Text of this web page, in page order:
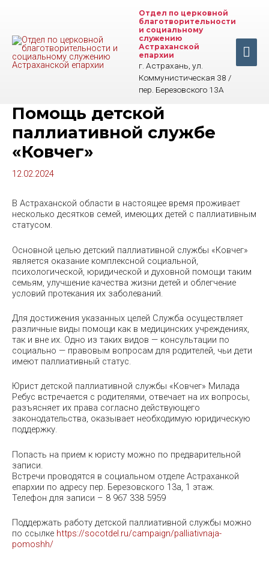
Отдел по церковной
благотворительности
и социальному
служению
Астраханской
епархии
г. Астрахань, ул.
Коммунистическая 38 /
пер. Березовского 13А
Помощь детской
паллиативной службе
«Ковчег»
12.02.2024
В Астраханской области в настоящее время проживает
несколько десятков семей, имеющих детей с паллиативным
статусом.
Основной целью детский паллиативной службы «Ковчег»
является оказание комплексной социальной,
психологической, юридической и духовной помощи таким
семьям, улучшение качества жизни детей и облегчение
условий протекания их заболеваний.
Для достижения указанных целей Служба осуществляет
различные виды помощи как в медицинских учреждениях,
так и вне их. Одно из таких видов — консультации по
социально — правовым вопросам для родителей, чьи дети
имеют паллиативный статус.
Юрист детской паллиативной службы «Ковчег» Милада
Ребус встречается с родителями, отвечает на их вопросы,
разъясняет их права согласно действующего
законодательства, оказывает необходимую юридическую
поддержку.
Попасть на прием к юристу можно по предварительной
записи.
Встречи проводятся в социальном отделе Астраханкой
епархии по адресу пер. Березовского 13а, 1 этаж.
Телефон для записи – 8 967 338 5959
Поддержать работу детской паллиативной службы можно
по ссылке https://socotdel.ru/campaign/palliativnaja-
pomoshh/